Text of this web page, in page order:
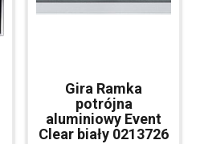
Gira Ramka
potrójna
aluminiowy Event
Clear biały 0213726